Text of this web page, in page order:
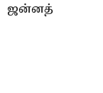
ஜன்னத்